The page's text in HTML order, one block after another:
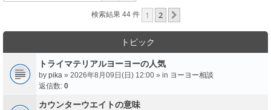
検索結果 44 件 1 2
トピック
トライマテリアルヨーヨーの人気
by pika » 2026年8月09日(日) 12:00 » in ヨーヨー相談
返信数: 0
カウンターウエイトの意味